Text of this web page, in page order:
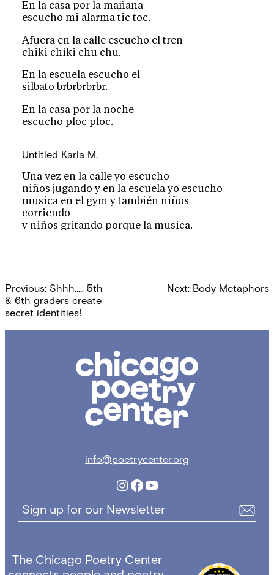
En la casa por la mañana
escucho mi alarma tic toc.
Afuera en la calle escucho el tren
chiki chiki chu chu.
En la escuela escucho el
silbato brbrbrbrbr.
En la casa por la noche
escucho ploc ploc.
Untitled Karla M.
Una vez en la calle yo escucho
niños jugando y en la escuela yo escucho
musica en el gym y también niños
corriendo
y niños gritando porque la musica.
Post
navigation
Previous: Shhh….. 5th
& 6th graders create
secret identities!
Next: Body Metaphors
Poetry
info@poetrycenter.org
Instagram
Facebook
YouTube
Sign up for our Newsletter
The Chicago Poetry Center